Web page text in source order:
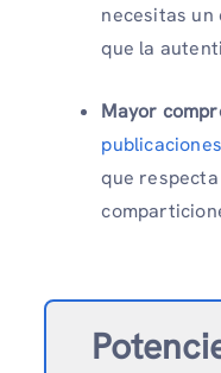
necesitas un
que la
Mayor
que